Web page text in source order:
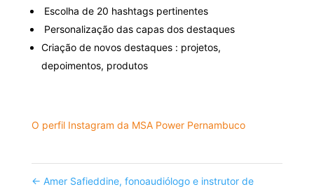
Escolha de 20 hashtags pertinentes
Personalização das capas dos destaques
Criação de novos destaques : projetos,
depoimentos, produtos
O perfil Instagram da MSA Power Pernambuco
← Amer Safieddine, fonoaudiólogo e instrutor de